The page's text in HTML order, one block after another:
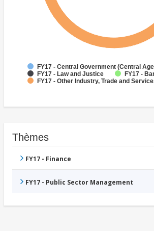
FY17 - Central Government (Central
FY17 - Law and Justice
FY17 -
FY17 - Other Industry, Trade and
Thèmes
FY17 - Finance
FY17 - Public Sector Management